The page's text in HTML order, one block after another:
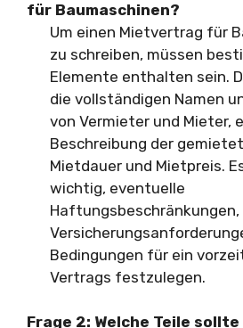
für Baumaschinen?
Um einen Mietvertrag für
zu schreiben, müssen
Elemente enthalten sein.
die vollständigen Namen
von Vermieter und Mieter,
Beschreibung der
Mietdauer und Mietpreis.
wichtig, eventuelle
Haftungsbeschränkungen,
Bedingungen für ein
Vertrags festzulegen.
Frage 2: Welche Teile